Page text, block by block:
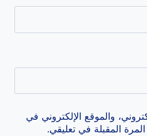
والموقع الإلكتروني في
المقبلة في تعليقي.